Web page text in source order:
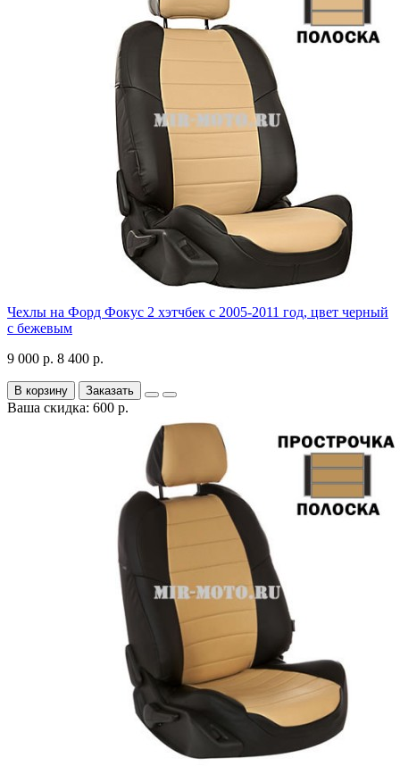
Чехлы на Форд Фокус 2 хэтчбек с 2005-2011 год, цвет черный
с бежевым
9 000 р. 8 400 р.
В корзину Заказать
Ваша скидка: 600 р.